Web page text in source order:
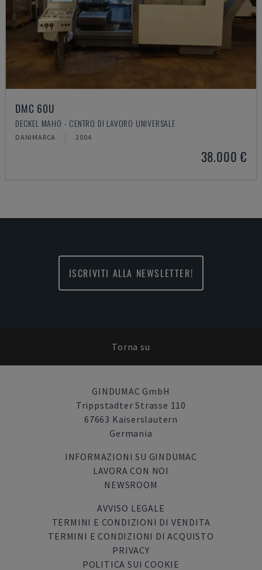
DMC 60U
DECKEL MAHO - CENTRO DI LAVORO UNIVERSALE
DANIMARCA 2004
38.000 €
ISCRIVITI ALLA NEWSLETTER!
Torna su
GINDUMAC GmbH
Trippstadter Strasse 110
67663 Kaiserslautern
Germania
INFORMAZIONI SU GINDUMAC
LAVORA CON NOI
NEWSROOM
AVVISO LEGALE
TERMINI E CONDIZIONI DI VENDITA
TERMINI E CONDIZIONI DI ACQUISTO
PRIVACY
POLITICA SUI COOKIE